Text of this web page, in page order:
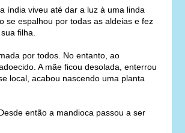
índia viveu até dar a luz à uma linda
se espalhou por todas as aldeias e fez
filha.
por todos. No entanto, ao
A mãe ficou desolada, enterrou
local, acabou nascendo uma planta
então a mandioca passou a ser